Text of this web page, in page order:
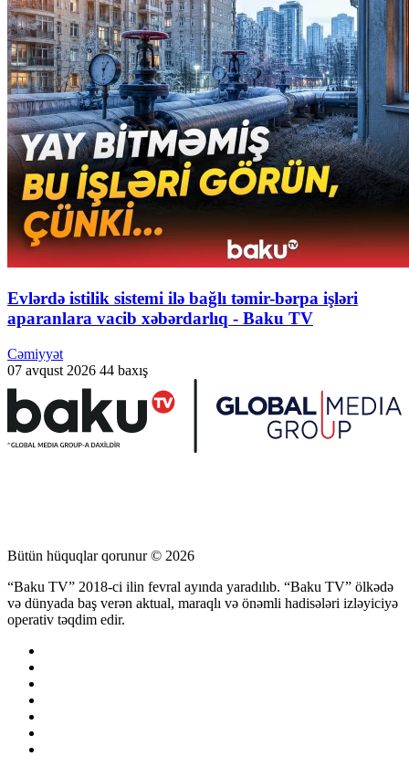
Evlərdə istilik sistemi ilə bağlı təmir-bərpa işləri
aparanlara vacib xəbərdarlıq - Baku TV
Cəmiyyət
07 avqust 2026 44 baxış
Bütün hüquqlar qorunur © 2026
“Baku TV” 2018-ci ilin fevral ayında yaradılıb. “Baku TV” ölkədə
və dünyada baş verən aktual, maraqlı və önəmli hadisələri izləyiciyə
operativ təqdim edir.